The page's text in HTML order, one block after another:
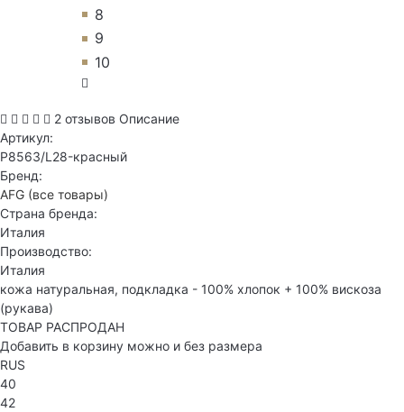
8
9
10
2 отзывов Описание
Артикул:
P8563/L28-красный
Бренд:
AFG (все товары)
Страна бренда:
Италия
Производство:
Италия
кожа натуральная, подкладка - 100% хлопок + 100% вискоза
(рукава)
ТОВАР РАСПРОДАН
Добавить в корзину можно и без размера
RUS
40
42